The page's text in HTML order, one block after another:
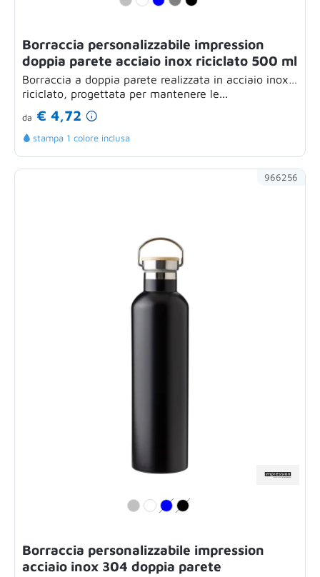
Borraccia personalizzabile impression
doppia parete acciaio inox riciclato 500 ml
Borraccia a doppia parete realizzata in acciaio inox
riciclato, progettata per mantenere le...
da € 4,72
stampa 1 colore inclusa
966256
Borraccia personalizzabile impression
acciaio inox 304 doppia parete